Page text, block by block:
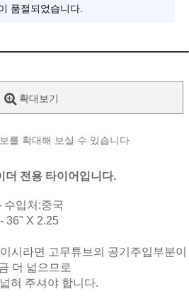
품절되었습니다.
확대보기
를 확대해 보실 수 있습니다
더 전용 타이어입니다.
수입처:중국
- 36" X 2.25
시라면 고무튜브의 공기주입부분이
더 넓으므로
혀 주셔야 합니다.